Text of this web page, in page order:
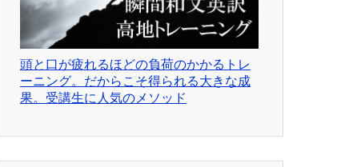
頭と口が疲れるほどの負荷のかかるトレ
ーニング。だからこそ得られる大きな成
果。受講生に人気のメソッド